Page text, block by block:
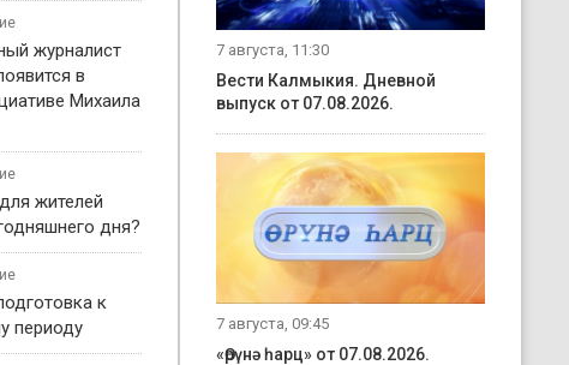
журналист
в
Михаила
жителей
дня?
к
периоду
7 августа, 11:30
Вести Калмыкия. Дневной
выпуск от 07.08.2026.
7 августа, 09:45
«Өрүнә һарц» от 07.08.2026.